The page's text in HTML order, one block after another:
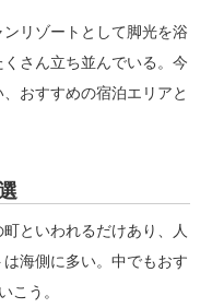
リゾートとして脚光を浴
さん立ち並んでいる。今
おすすめの宿泊エリアと
といわれるだけあり、人
海側に多い。中でもおす
こう。